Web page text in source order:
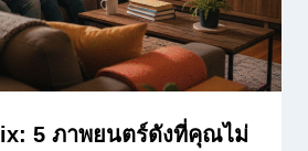
5 ภาพยนตร์ดังที่คุณไม่